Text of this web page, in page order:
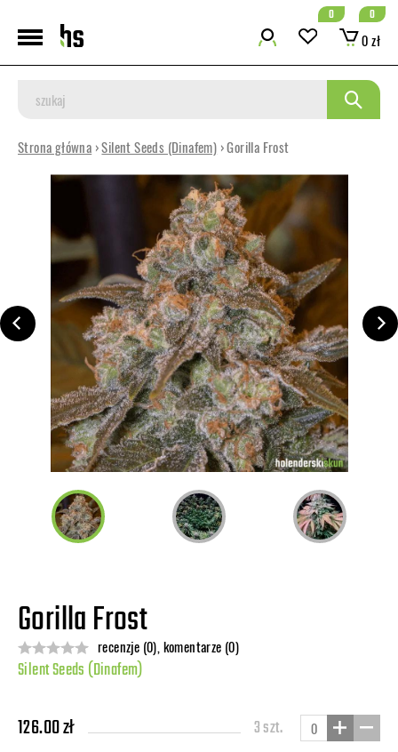
0
0 zł
0
Strona główna ›Silent Seeds (Dinafem) › Gorilla Frost
Gorilla Frostrecenzje (0), komentarze (0)
Silent Seeds (Dinafem)
126.00 zł 3 szt.